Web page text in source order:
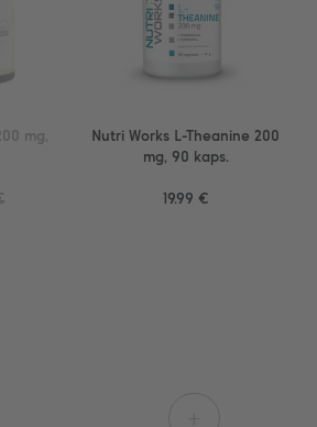
mg,
Nutri Works L-Theanine 200
mg, 90 kaps.
19.99 €